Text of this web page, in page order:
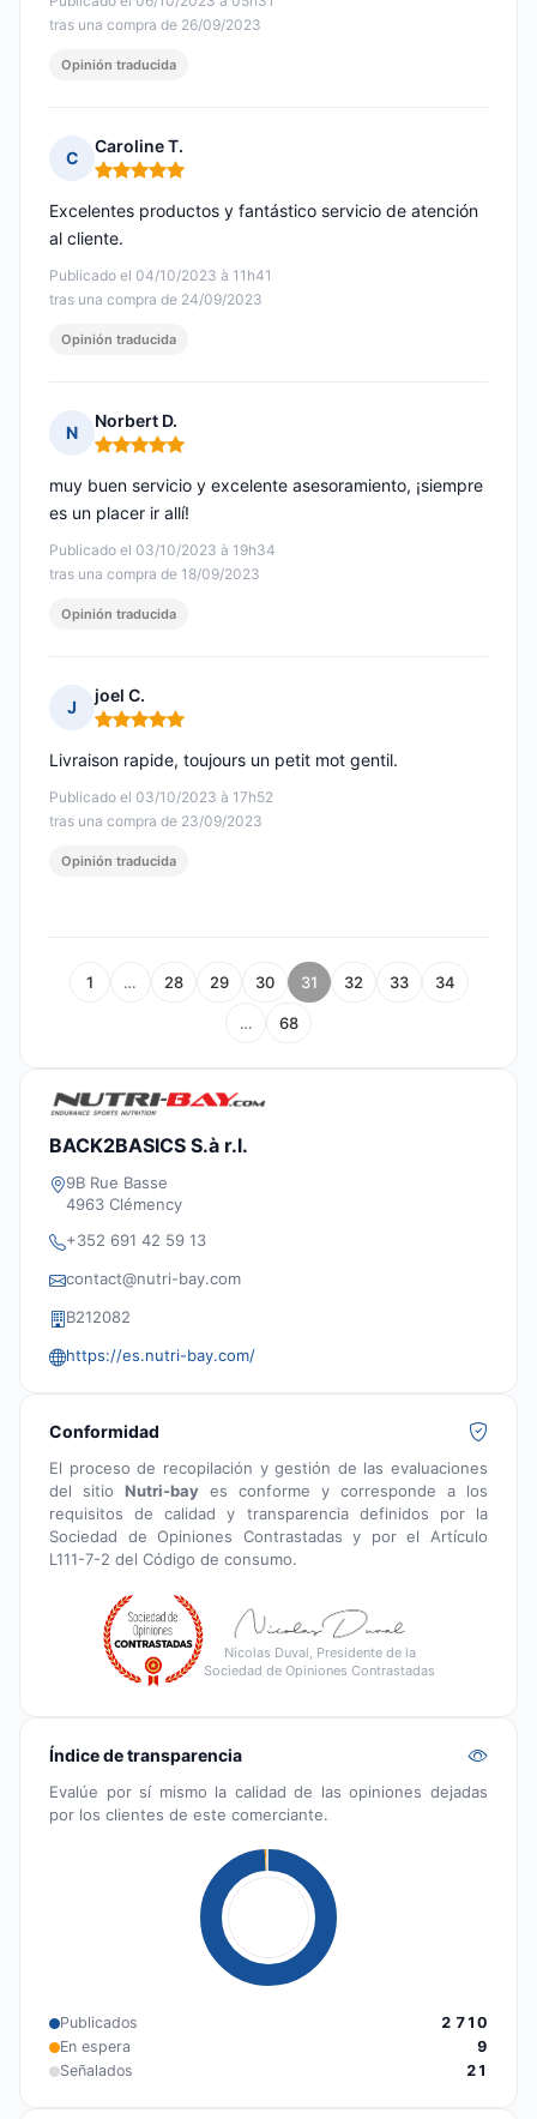
tras una compra de 26/09/2023
Opinión traducida
C
Caroline T.
Nota: 5 de 5
Publicado el 04/10/2023 à 11h41
tras una compra de 24/09/2023
Excelentes productos y fantástico servicio de atención
al cliente.
Opinión traducida
N
Norbert D.
Nota: 5 de 5
Publicado el 03/10/2023 à 19h34
tras una compra de 18/09/2023
muy buen servicio y excelente asesoramiento, ¡siempre
es un placer ir allí!
Opinión traducida
J
joel C.
Nota: 5 de 5
Publicado el 03/10/2023 à 17h52
tras una compra de 23/09/2023
Livraison rapide, toujours un petit mot gentil.
Opinión traducida
1 … 28 29 30 31 32 33 34
… 68
BACK2BASICS S.à r.l.
9B Rue Basse
4963 Clémency
+352 691 42 59 13
contact@nutri-bay.com
B212082
https://es.nutri-bay.com/
Conformidad
El proceso de recopilación y gestión de las evaluaciones
del sitio Nutri-bay es conforme y corresponde a los
requisitos de calidad y transparencia definidos por la
Sociedad de Opiniones Contrastadas y por el Artículo
L111-7-2 del Código de consumo.
Nicolas Duval, Presidente de la
Sociedad de Opiniones Contrastadas
Índice de transparencia
Evalúe por sí mismo la calidad de las opiniones dejadas
por los clientes de este comerciante.
Publicados
2 710
En espera
9
Señalados
21